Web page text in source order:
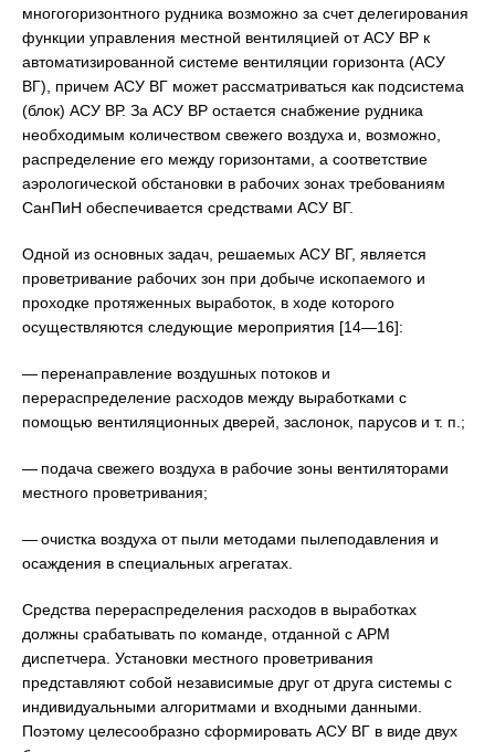
многогоризонтного рудника возможно за счет делегирования
функции управления местной вентиляцией от АСУ ВР к
автоматизированной системе вентиляции горизонта (АСУ
ВГ), причем АСУ ВГ может рассматриваться как подсистема
(блок) АСУ ВР. За АСУ ВР остается снабжение рудника
необходимым количеством свежего воздуха и, возможно,
распределение его между горизонтами, а соответствие
аэрологической обстановки в рабочих зонах требованиям
СанПиН обеспечивается средствами АСУ ВГ.
Одной из основных задач, решаемых АСУ ВГ, является
проветривание рабочих зон при добыче ископаемого и
проходке протяженных выработок, в ходе которого
осуществляются следующие мероприятия [14—16]:
— перенаправление воздушных потоков и
перераспределение расходов между выработками с
помощью вентиляционных дверей, заслонок, парусов и т. п.;
— подача свежего воздуха в рабочие зоны вентиляторами
местного проветривания;
— очистка воздуха от пыли методами пылеподавления и
осаждения в специальных агрегатах.
Средства перераспределения расходов в выработках
должны срабатывать по команде, отданной с АРМ
диспетчера. Установки местного проветривания
представляют собой независимые друг от друга системы с
индивидуальными алгоритмами и входными данными.
Поэтому целесообразно сформировать АСУ ВГ в виде двух